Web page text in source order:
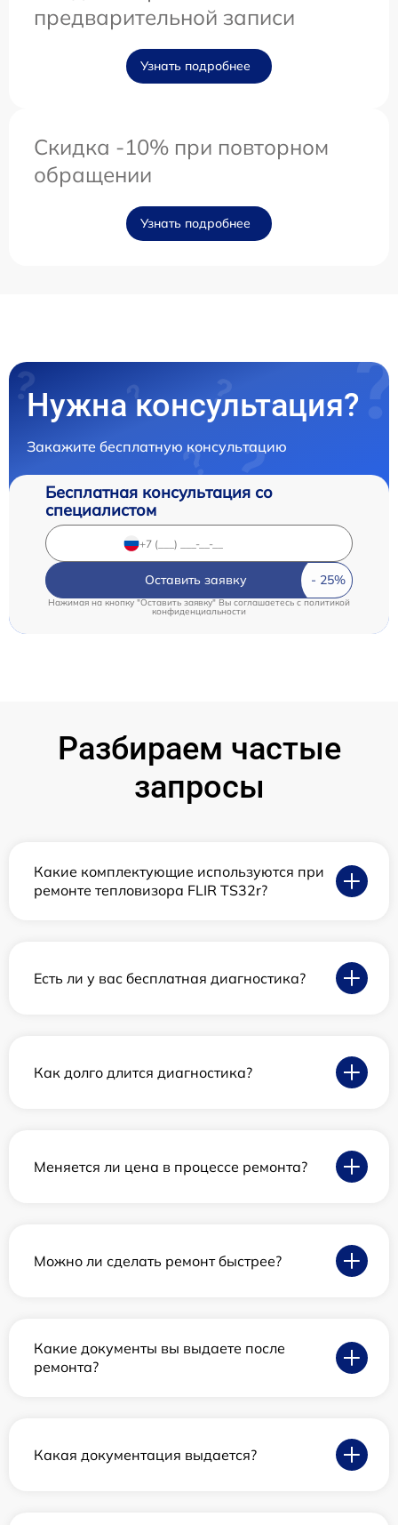
предварительной записи
Узнать подробнее
Скидка -10% при повторном
обращении
Узнать подробнее
Нужна консультация?
Закажите бесплатную консультацию
Бесплатная консультация со
специалистом
Оставить заявку
Нажимая на кнопку "Оставить заявку" Вы соглашаетесь c политикой
конфиденциальности
Разбираем частые
запросы
Какие комплектующие используются при
ремонте тепловизора FLIR TS32r?
Есть ли у вас бесплатная диагностика?
Как долго длится диагностика?
Меняется ли цена в процессе ремонта?
Можно ли сделать ремонт быстрее?
Какие документы вы выдаете после
ремонта?
Какая документация выдается?